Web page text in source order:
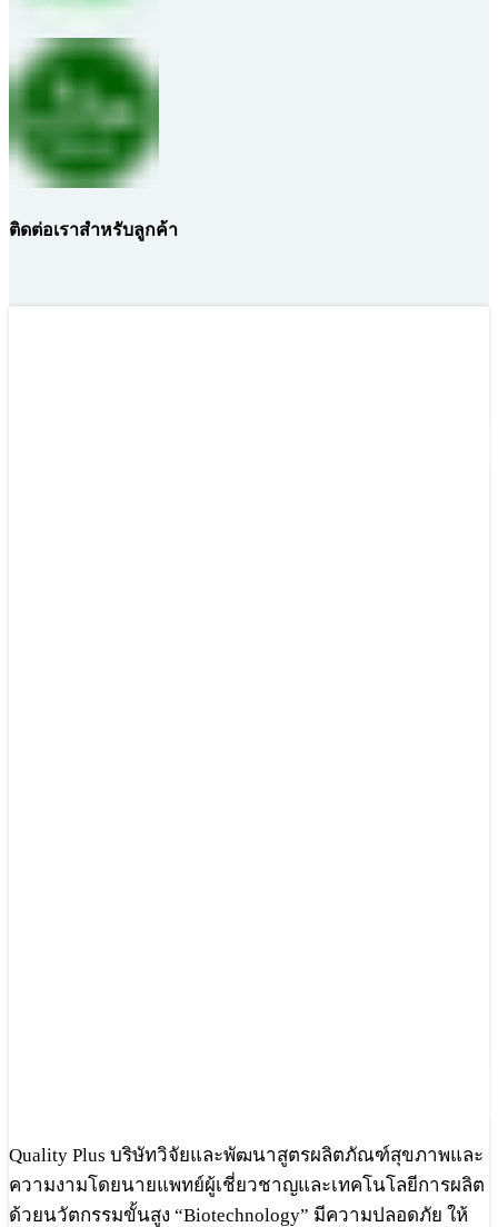
ติดต่อเราสำหรับลูกค้า
Quality Plus บริษัทวิจัยและพัฒนาสูตรผลิตภัณฑ์สุขภาพและ
ความงามโดยนายแพทย์ผู้เชี่ยวชาญและเทคโนโลยีการผลิต
ด้วยนวัตกรรมขั้นสูง “Biotechnology” มีความปลอดภัย ให้